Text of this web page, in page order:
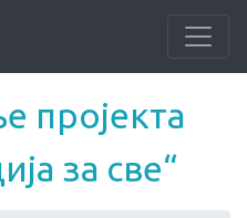
пројекта
за све“